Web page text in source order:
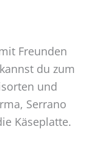
Freunden
du zum
und
Serrano
Käseplatte.